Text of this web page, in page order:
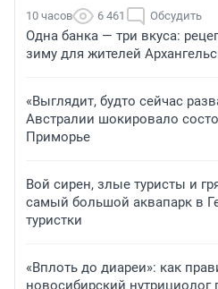
10 часов 6 461 Обсудить
Одна банка — три вкуса:
зиму для жителей
«Выглядит, будто сейчас
Австралии шокировало
Приморье
Вой сирен, злые туристы и
самый большой аквапарк в
туристки
«Вплоть до диареи»: как
новосибирский нутрициолог